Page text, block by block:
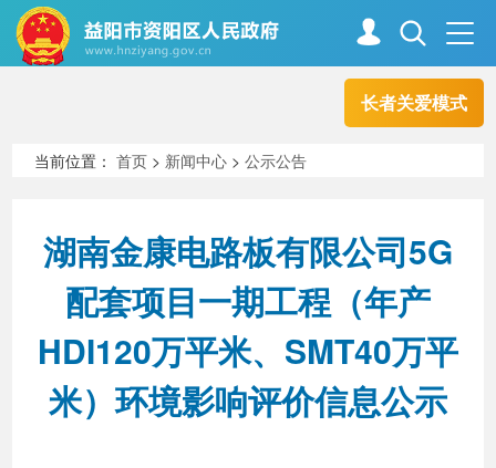
长者关爱模式
走进资阳
新闻中心 解读回应
政务服务 互动交流
当前位置：首页 > 新闻中心 >公示公告
湖南金康电路板有限公司5G
配套项目一期工程（年产
HDI120万平米、SMT40万平
米）环境影响评价信息公示